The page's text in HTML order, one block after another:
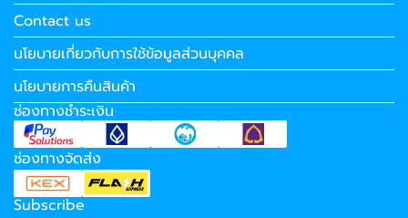
Contact us
นโยบายเกี่ยวกับการใช้ข้อมูลส่วนบุคคล
นโยบายการคืนสินค้า
ช่องทางชำระเงิน
ช่องทางจัดส่ง
Subscribe